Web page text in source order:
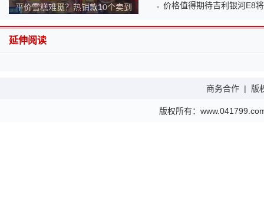
平价雪糕难觅？热销款10个卖到
价格值得期待吉利银河E8
延伸阅读
商务合作 | 版
版权所有：